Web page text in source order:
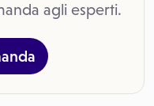
agli esperti.